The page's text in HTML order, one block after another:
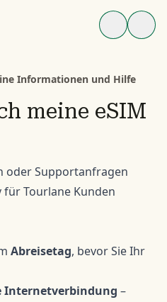
Informationen und Hilfe
meine eSIM
oder Supportanfragen
für Tourlane Kunden
Abreisetag, bevor Sie Ihr
Internetverbindung –